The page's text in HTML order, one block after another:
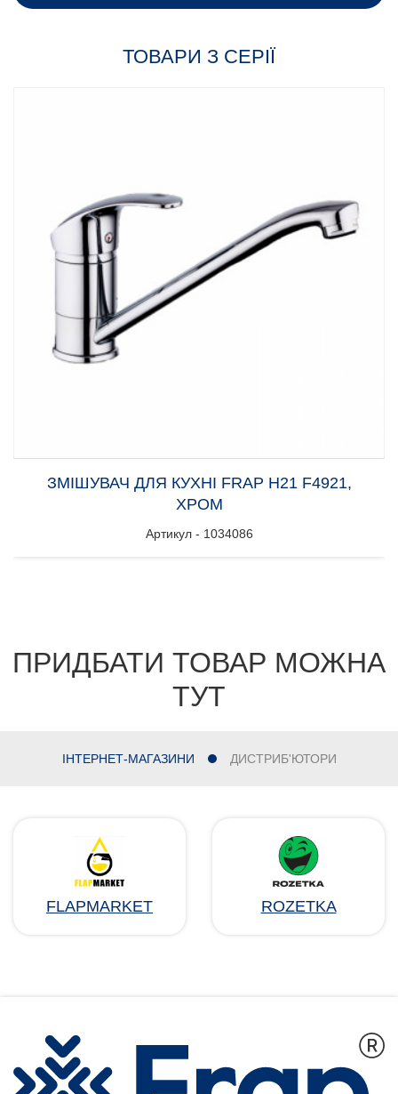
ТОВАРИ З СЕРІЇ
ЗМІШУВАЧ ДЛЯ КУХНІ FRAP H21 F4921,
ХРОМ
Артикул - 1034086
ПРИДБАТИ ТОВАР МОЖНА
ТУТ
ІНТЕРНЕТ-МАГАЗИНИ ДИСТРИБ'ЮТОРИ
FLAPMARKET ROZETKA